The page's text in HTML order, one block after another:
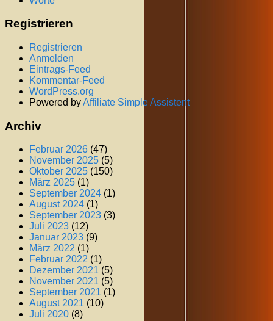
Registrieren
Registrieren
Anmelden
Eintrags-Feed
Kommentar-Feed
WordPress.org
Powered byAffiliate Simple Assistent
Archiv
Februar 2026 (47)
November 2025 (5)
Oktober 2025 (150)
März 2025 (1)
September 2024 (1)
August 2024 (1)
September 2023 (3)
Juli 2023 (12)
Januar 2023 (9)
März 2022 (1)
Februar 2022 (1)
Dezember 2021 (5)
November 2021 (5)
September 2021 (1)
August 2021 (10)
Juli 2020 (8)